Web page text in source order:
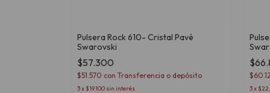
Pulsera Rock 610- Cristal Pavé
Swarovski
$57.300
$51.570 con Transferencia o depósito
3x $19.100 sin interés 3x